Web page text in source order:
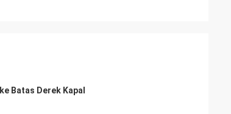
Batas Derek Kapal